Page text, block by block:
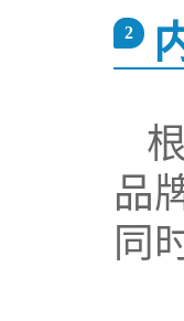
2
品
同